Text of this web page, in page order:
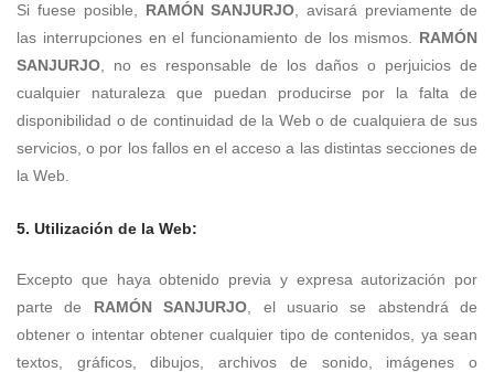
Si fuese posible, RAMÓN SANJURJO, avisará previamente de
las interrupciones en el funcionamiento de los mismos. RAMÓN
SANJURJO, no es responsable de los daños o perjuicios de
cualquier naturaleza que puedan producirse por la falta de
disponibilidad o de continuidad de la Web o de cualquiera de sus
servicios, o por los fallos en el acceso a las distintas secciones de
la Web.
5. Utilización de la Web:
Excepto que haya obtenido previa y expresa autorización por
parte de RAMÓN SANJURJO , el usuario se abstendrá de
obtener o intentar obtener cualquier tipo de contenidos, ya sean
textos, gráficos, dibujos, archivos de sonido, imágenes o